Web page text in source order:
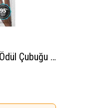
Reflex Somonlu Kedi Ödül Çubuğu 5 Gr (3 Adet)